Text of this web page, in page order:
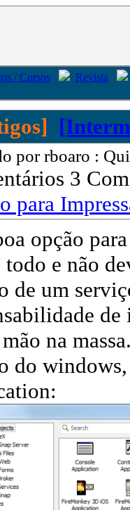
/ Cursos
Revista
por rboaro :
3
opção
e não
de um
na
do